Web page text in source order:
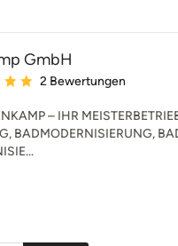
GmbH
Bewertung: 5 von 5
2 Bewertungen
– IHR
BADMODERNISIERUNG,